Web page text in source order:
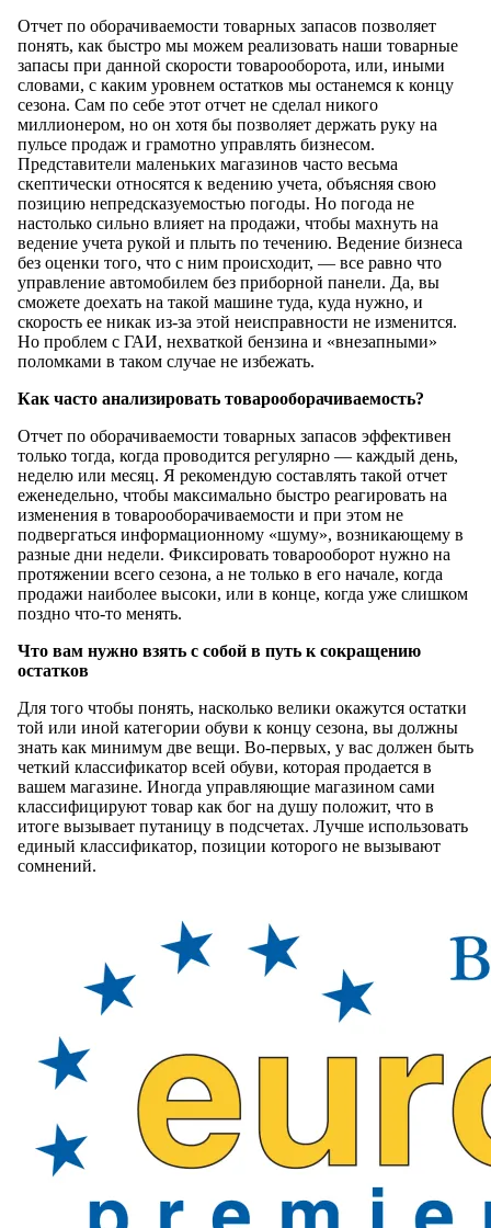
Отчет по оборачиваемости товарных запасов позволяет
понять, как быстро мы можем реализовать наши товарные
запасы при данной скорости товарооборота, или, иными
словами, с каким уровнем остатков мы останемся к концу
сезона. Сам по себе этот отчет не сделал никого
миллионером, но он хотя бы позволяет держать руку на
пульсе продаж и грамотно управлять бизнесом.
Представители маленьких магазинов часто весьма
скептически относятся к ведению учета, объясняя свою
позицию непредсказуемостью погоды. Но погода не
настолько сильно влияет на продажи, чтобы махнуть на
ведение учета рукой и плыть по течению. Ведение бизнеса
без оценки того, что с ним происходит, — все равно что
управление автомобилем без приборной панели. Да, вы
сможете доехать на такой машине туда, куда нужно, и
скорость ее никак из-за этой неисправности не изменится.
Но проблем с ГАИ, нехваткой бензина и «внезапными»
поломками в таком случае не избежать.
Как часто анализировать товарооборачиваемость?
Отчет по оборачиваемости товарных запасов эффективен
только тогда, когда проводится регулярно — каждый день,
неделю или месяц. Я рекомендую составлять такой отчет
еженедельно, чтобы максимально быстро реагировать на
изменения в товарооборачиваемости и при этом не
подвергаться информационному «шуму», возникающему в
разные дни недели. Фиксировать товарооборот нужно на
протяжении всего сезона, а не только в его начале, когда
продажи наиболее высоки, или в конце, когда уже слишком
поздно что-то менять.
Что вам нужно взять с собой в путь к сокращению
остатков
Для того чтобы понять, насколько велики окажутся остатки
той или иной категории обуви к концу сезона, вы должны
знать как минимум две вещи. Во-первых, у вас должен быть
четкий классификатор всей обуви, которая продается в
вашем магазине. Иногда управляющие магазином сами
классифицируют товар как бог на душу положит, что в
итоге вызывает путаницу в подсчетах. Лучше использовать
единый классификатор, позиции которого не вызывают
сомнений.